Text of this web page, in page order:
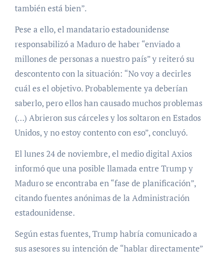
también está bien”.
Pese a ello, el mandatario estadounidense
responsabilizó a Maduro de haber “enviado a
millones de personas a nuestro país” y reiteró su
descontento con la situación: “No voy a decirles
cuál es el objetivo. Probablemente ya deberían
saberlo, pero ellos han causado muchos problemas
(…) Abrieron sus cárceles y los soltaron en Estados
Unidos, y no estoy contento con eso”, concluyó.
El lunes 24 de noviembre, el medio digital Axios
informó que una posible llamada entre Trump y
Maduro se encontraba en “fase de planificación”,
citando fuentes anónimas de la Administración
estadounidense.
Según estas fuentes, Trump habría comunicado a
sus asesores su intención de “hablar directamente”